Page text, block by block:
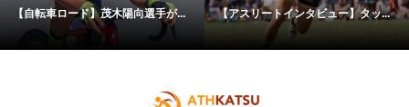
【自転車ロード】茂木陽向選手が... 【アスリートインタビュー】タッ...